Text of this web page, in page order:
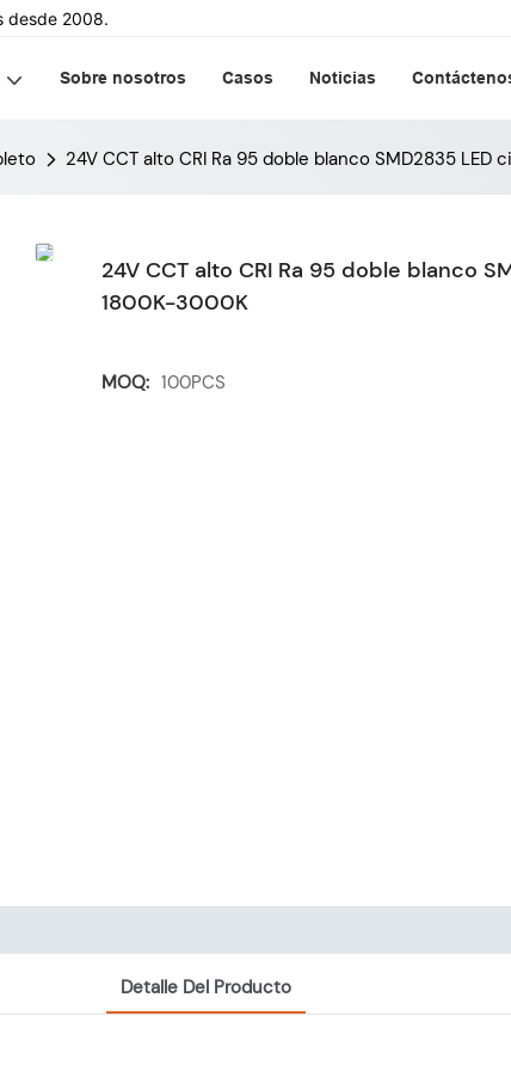
desde 2008.
Sobre nosotros Casos Noticias
24V CCT alto CRI Ra 95 doble blanco SMD2835
24V CCT alto CRI Ra 95 doble blanco
1800K-3000K
MOQ: 100PCS
Detalle Del Producto